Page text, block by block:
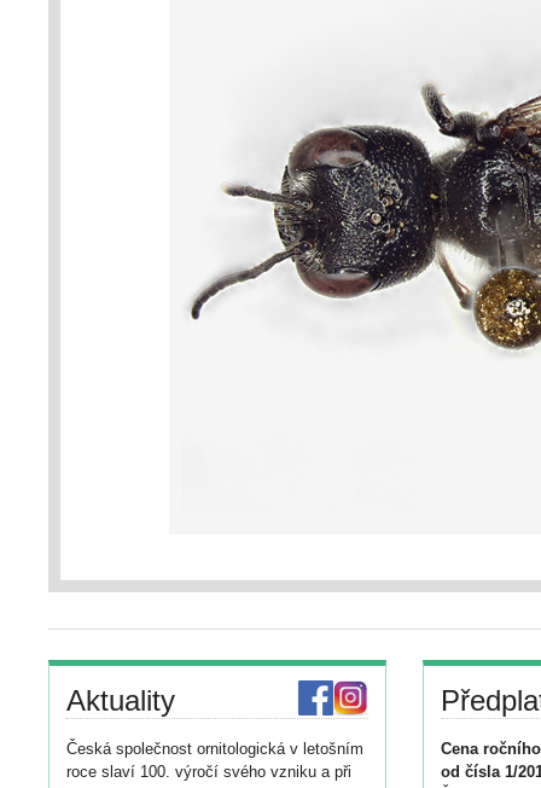
Aktuality
Česká společnost ornitologická v letošním
roce slaví 100. výročí svého vzniku a při
Cena
od čísla 1/